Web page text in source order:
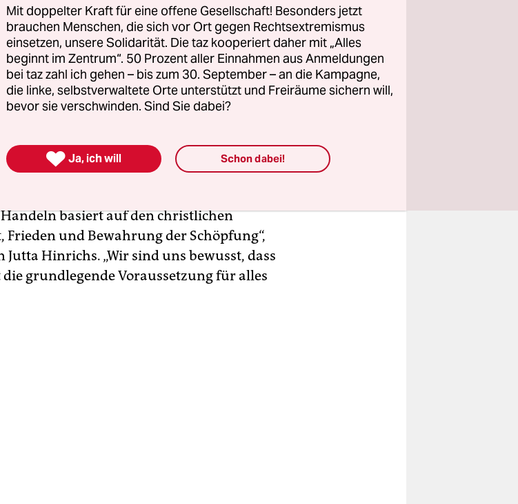
Institutionen ziehen sich teilweise
fossiler Unternehmen zurück.
Futuream Dienstag bekanntgegeben.
ziehen noch 16 andere kirchliche
fossilen Unternehmen ab, darunter vier
katholische Diözese.
die bei der sogenannten
ist neben den evangelischen
basiert auf den christlichen
und Bewahrung der Schöpfung“,
Hinrichs. „Wir sind uns bewusst, dass
grundlegende Voraussetzung für alles
Mit doppelter Kraft für eine offene Gesellschaft! Besonders jetzt
brauchen Menschen, die sich vor Ort gegen Rechtsextremismus
einsetzen, unsere Solidarität. Die taz kooperiert daher mit „Alles
beginnt im Zentrum“. 50 Prozent aller Einnahmen aus Anmeldungen
bei taz zahl ich gehen – bis zum 30. September – an die Kampagne,
die linke, selbstverwaltete Orte unterstützt und Freiräume sichern will,
bevor sie verschwinden. Sind Sie dabei?
 Ja, ich will Schon dabei!